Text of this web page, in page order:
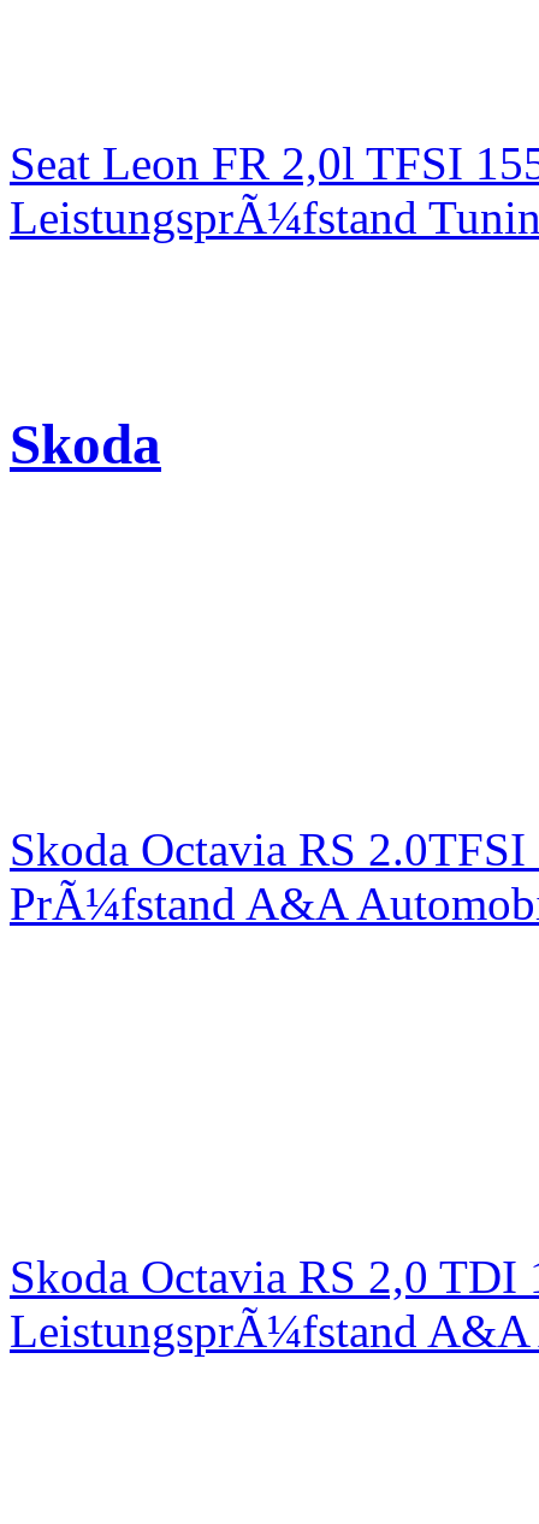
Seat Leon FR 2,0l TFSI
LeistungsprÃ¼fstand
Skoda
Skoda Octavia RS
PrÃ¼fstand A&A
Skoda Octavia RS 2,0
LeistungsprÃ¼fstand